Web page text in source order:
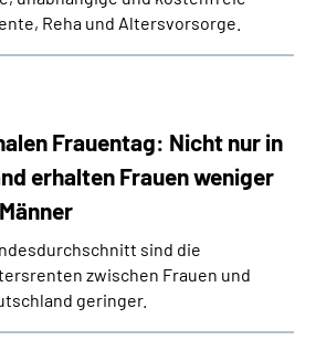
Reha und Altersvorsorge.
Frauentag: Nicht nur in
erhalten Frauen weniger
sind die
zwischen Frauen und
geringer.